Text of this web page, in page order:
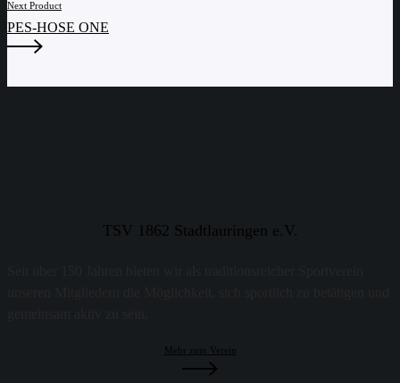
Next Product
PES-HOSE ONE
TSV 1862 Stadtlauringen e.V.
Mehr zum Verein